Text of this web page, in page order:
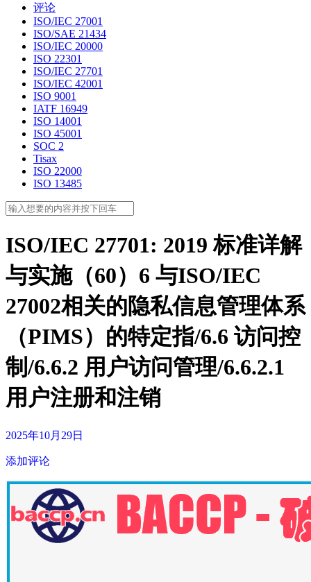
评论
ISO/IEC 27001
ISO/SAE 21434
ISO/IEC 20000
ISO 22301
ISO/IEC 27701
ISO/IEC 42001
ISO 9001
IATF 16949
ISO 14001
ISO 45001
SOC 2
Tisax
ISO 22000
ISO 13485
ISO/IEC 27701: 2019 标准详解
与实施（60）6 与ISO/IEC
27002相关的隐私信息管理体系
（PIMS）的特定指/6.6 访问控
制/6.6.2 用户访问管理/6.6.2.1
用户注册和注销
2025年10月29日
添加评论